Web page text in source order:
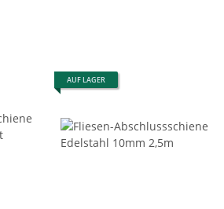
AUF LAGER